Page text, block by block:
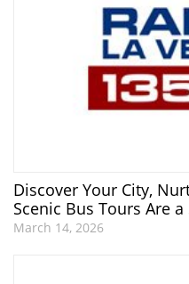
Discover Your City,
Scenic Bus Tours Are
March 14, 2026